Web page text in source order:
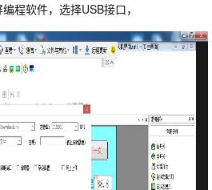
程软件，选择USB接口，